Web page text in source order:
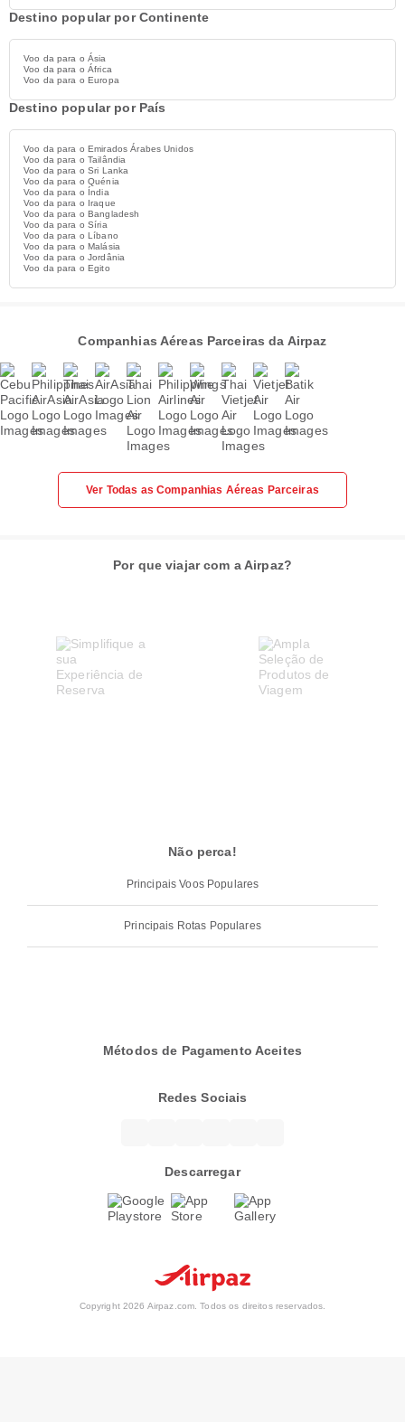
Destino popular por Continente
Voo da para o Ásia
Voo da para o África
Voo da para o Europa
Destino popular por País
Voo da para o Emirados Árabes Unidos
Voo da para o Tailândia
Voo da para o Sri Lanka
Voo da para o Quénia
Voo da para o Índia
Voo da para o Iraque
Voo da para o Bangladesh
Voo da para o Síria
Voo da para o Líbano
Voo da para o Malásia
Voo da para o Jordânia
Voo da para o Egito
Companhias Aéreas Parceiras da Airpaz
Ver Todas as Companhias Aéreas Parceiras
Por que viajar com a Airpaz?
Não perca!
Principais Voos Populares
Principais Rotas Populares
Métodos de Pagamento Aceites
Redes Sociais
Descarregar
Copyright 2026 Airpaz.com. Todos os direitos reservados.